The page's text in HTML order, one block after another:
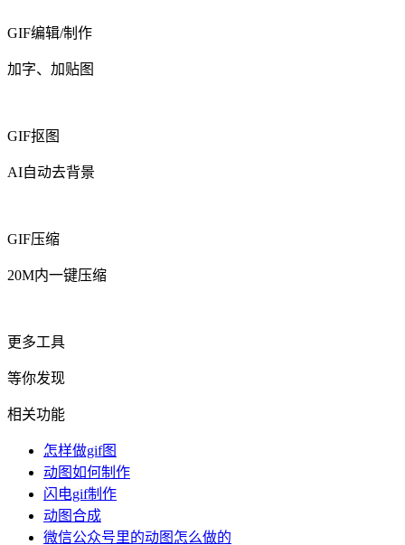
GIF编辑/制作
加字、加贴图
GIF抠图
AI自动去背景
GIF压缩
20M内一键压缩
更多工具
等你发现
相关功能
怎样做gif图
动图如何制作
闪电gif制作
动图合成
微信公众号里的动图怎么做的